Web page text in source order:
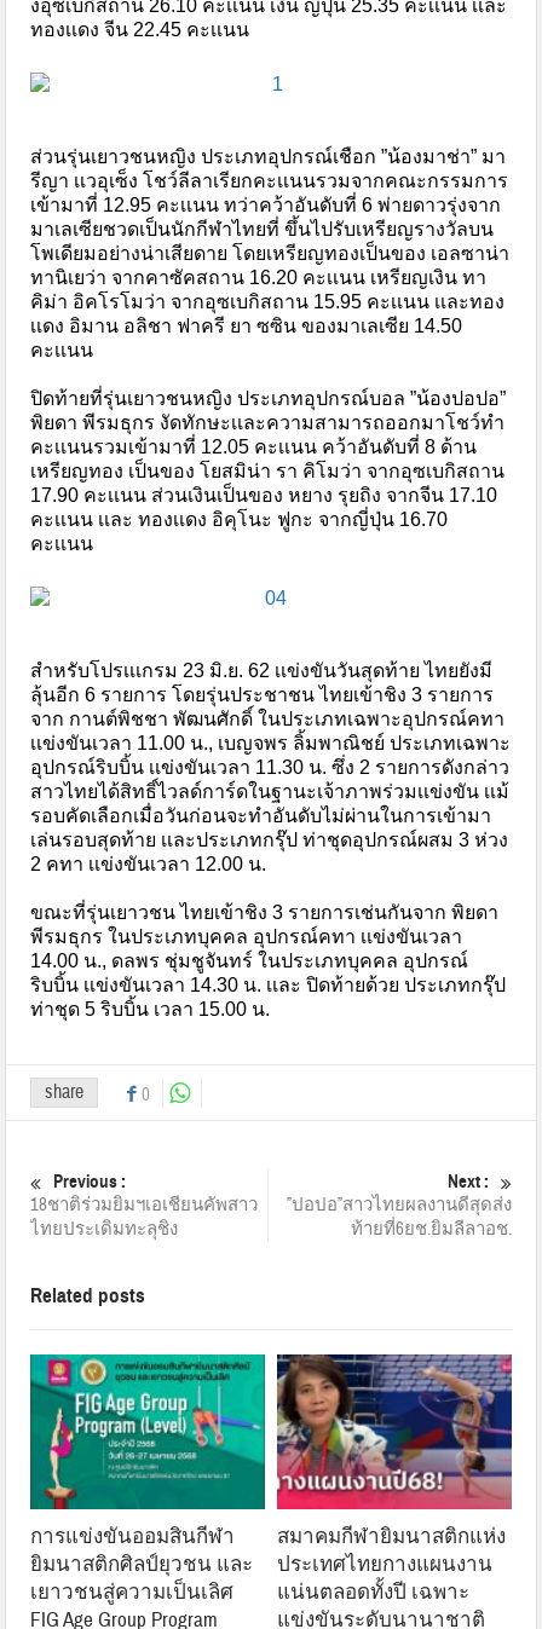
งอุซเบกิสถาน 26.10 คะเเนน เงิน ญี่ปุ่น 25.35 คะเเนน เเละ
ทองเเดง จีน 22.45 คะเเนน
ส่วนรุ่นเยาวชนหญิง ประเภทอุปกรณ์เชือก ”น้องมาช่า” มา
รีญา เเวอุเซ็ง โชว์ลีลาเรียกคะเเนนรวมจากคณะกรรมการ
เข้ามาที่ 12.95 คะเเนน ทว่าคว้าอันดับที่ 6 พ่ายดาวรุ่งจาก
มาเลเซียชวดเป็นนักกีฬาไทยที่ ขึ้นไปรับเหรียญรางวัลบน
โพเดียมอย่างน่าเสียดาย โดยเหรียญทองเป็นของ เอลซาน่า
ทานิเยว่า จากคาซัคสถาน 16.20 คะเเนน เหรียญเงิน ทา
คิม่า อิคโรโมว่า จากอุซเบกิสถาน 15.95 คะเเนน เเละทอง
เเดง อิมาน อลิชา ฟาครี ยา ซซิน ของมาเลเซีย 14.50
คะเเนน
ปิดท้ายที่รุ่นเยาวชนหญิง ประเภทอุปกรณ์บอล ”น้องปอปอ”
พิยดา พีรมธุกร งัดทักษะเเละความสามารถออกมาโชว์ทำ
คะเเนนรวมเข้ามาที่ 12.05 คะเเนน คว้าอันดับที่ 8 ด้าน
เหรียญทอง เป็นของ โยสมิน่า รา คิโมว่า จากอุซเบกิสถาน
17.90 คะเเนน ส่วนเงินเป็นของ หยาง รุยถิง จากจีน 17.10
คะเเนน เเละ ทองเเดง อิคุโนะ ฟูกะ จากญี่ปุ่น 16.70
คะเเนน
สำหรับโปรเเเกรม 23 มิ.ย. 62 เเข่งขันวันสุดท้าย ไทยยังมี
ลุ้นอีก 6 รายการ โดยรุ่นประชาชน ไทยเข้าชิง 3 รายการ
จาก กานต์พิชชา พัฒนศักดิ์ ในประเภทเฉพาะอุปกรณ์คทา
เเข่งขันเวลา 11.00 น., เบญจพร ลิ้มพาณิชย์ ประเภทเฉพาะ
อุปกรณ์ริบบิ้น เเข่งขันเวลา 11.30 น. ซึ่ง 2 รายการดังกล่าว
สาวไทยได้สิทธิ์ไวลด์การ์ดในฐานะเจ้าภาพร่วมเเข่งขัน เเม้
รอบคัดเลือกเมื่อวันก่อนจะทำอันดับไม่ผ่านในการเข้ามา
เล่นรอบสุดท้าย เเละประเภทกรุ๊ป ท่าชุดอุปกรณ์ผสม 3 ห่วง
2 คทา เเข่งขันเวลา 12.00 น.
ขณะที่รุ่นเยาวชน ไทยเข้าชิง 3 รายการเช่นกันจาก พิยดา
พีรมธุกร ในประเภทบุคคล อุปกรณ์คทา เเข่งขันเวลา
14.00 น., ดลพร ชุ่มชูจันทร์ ในประเภทบุคคล อุปกรณ์
ริบบิ้น เเข่งขันเวลา 14.30 น. เเละ ปิดท้ายด้วย ประเภทกรุ๊ป
ท่าชุด 5 ริบบิ้น เวลา 15.00 น.
share 0
Previous :
18ชาติร่วมยิมฯเอเชียนคัพสาว
ไทยประเดิมทะลุชิง
Next :
”ปอปอ”สาวไทยผลงานดีสุดส่ง
ท้ายที่6ยช.ยิมลีลาอช.
Related posts
การแข่งขันออมสินกีฬา
ยิมนาสติกศิลป์ยุวชน และ
เยาวชนสู่ความเป็นเลิศ
FIG Age Group Program
สมาคมกีฬายิมนาสติกแห่ง
ประเทศไทยกางแผนงาน
แน่นตลอดทั้งปี เฉพาะ
แข่งขันระดับนานาชาติ